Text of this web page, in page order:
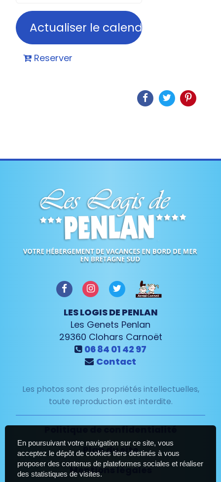
Reserver
LES LOGIS DE PENLAN
Les Genets Penlan
29360 Clohars Carnoët
06 84 01 42 97
Contact
Les photos sont des propriétés intellectuelles,
toute reproduction est interdite.
Politique de confidentialité
Plan du site
Mentions légales
En poursuivant votre navigation sur ce site, vous
acceptez le dépôt de cookies tiers destinés à vous
proposer des contenus de plateformes sociales et réaliser
des statistiques de visites.